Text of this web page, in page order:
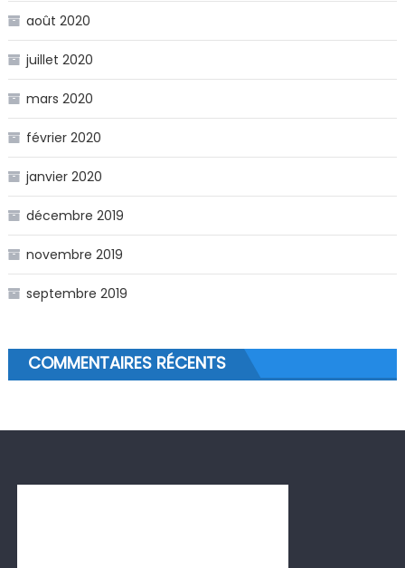
août 2020
juillet 2020
mars 2020
février 2020
janvier 2020
décembre 2019
novembre 2019
septembre 2019
COMMENTAIRES RÉCENTS